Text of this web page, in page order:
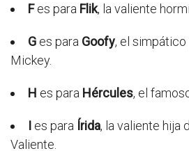
Fes para Flik, la valiente
G es para Goofy, el
Mickey.
H es para Hércules, el
I es para Írida, la valiente hija
Valiente.